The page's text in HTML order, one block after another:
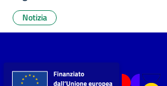
Notizia